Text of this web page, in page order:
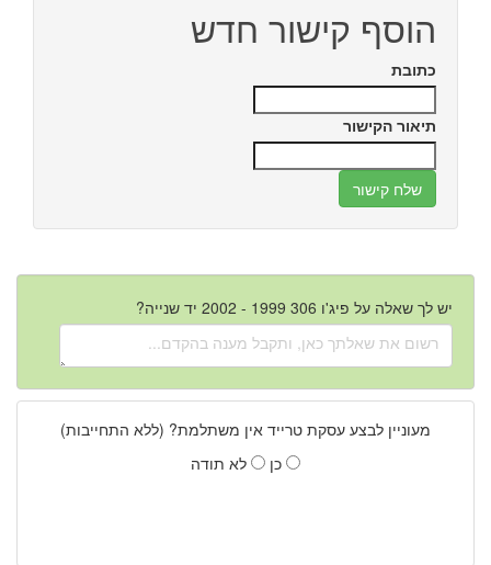
הוסף קישור חדש
כתובת
תיאור הקישור
יש לך שאלה על פיג'ו 306 1999 - 2002 יד שנייה?
מעוניין לבצע עסקת טרייד אין משתלמת? (ללא התחייבות)
כן
לא תודה